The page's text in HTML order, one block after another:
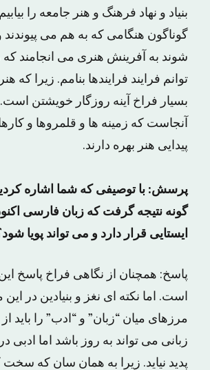
بنیاد و نهاد فرهنگ و هنر جامعه را
گوناگون هنگامی که به هم می
شوند به آفرینش هنری می انجامند
توانم فرایند فرایندها بنامم. زیرا که
بسیار فراخ آینه روزگار خویشتن است.
آنجاست که زمینه ها و قلمروها و
پیدایی هنر بهره دارند.
پرسش: با توصیفی که شما اشاره
گونه نتیجه گرفت که زبان فارسی
ایستایی قرار دارد و می تواند پویا
پاسخ: همچنان از نگاهی فراخ پاسخ
است. اما نکته ای نغز و بنیادین در
مرزهای میان “زبان” و “ادب” را باید
زبانی می تواند به روز باشد اما ادبی
پدید نیاید. زیرا به همان سان که سخت